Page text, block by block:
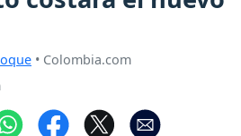
• Colombia.com